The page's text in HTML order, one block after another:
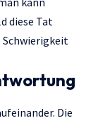
diese Tat
Schwierigkeit
Die